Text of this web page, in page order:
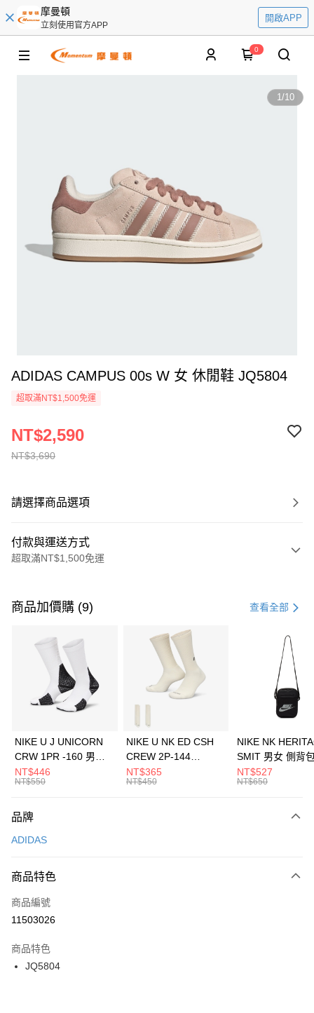
摩曼頓
立刻使用官方APP
開啟APP
0
1/10
ADIDAS CAMPUS 00s W 女 休閒鞋 JQ5804
超取滿NT$1,500免運
NT$3,690
NT$2,590
請選擇商品選項
付款與運送方式
超取滿NT$1,500免運
信用卡一次付款
3 期 0 利率 每期 21家銀行
合作金庫商業銀行
第一商業銀行
華南商業銀行
彰化商業銀行
上海商業儲蓄銀行
元大商業銀行
台灣樂天信用卡公司
Apple Pay
全盈+PAY
AFTEE先享後付
【關於「AFTEE先享後付」】
便利好安心！
３．安心：先確認商品／服務後，再付款。
【「AFTEE先享後付」結帳流程】
１．於結帳方式選擇「AFTEE先享後付」後，將跳轉至「AFTEE先享後付」
２．訂單成立數日內，您將收到繳費通知簡訊。
３．收到繳費通知簡訊後14天內，點擊此簡訊中的連結，可透過四大超商／
ATM／網路銀行／等多元方式進行付款，方視為交易完成。
運送方式
每筆NT$100，滿NT$1,500(含以上)免運費
宅配
每筆NT$100，滿NT$1,500(含以上)免運費
付款後門市自取
每筆NT$100，滿NT$1,500(含以上)免運費
商品加價購 (9) 查看全部
NIKE U J UNICORN
CRW 1PR -160 男女
中統襪 FZ3393100
NT$446
NT$550
NIKE U NK ED CSH
CREW 2P-144
EMBRDY 男女 短統襪
FZ3073133
NT$365
NT$450
NIKE NK
SMIT 男女 側背
BA5871010
NT$527
NT$650
品牌
ADIDAS
商品特色
商品編號
11503026
商品特色
JQ5804